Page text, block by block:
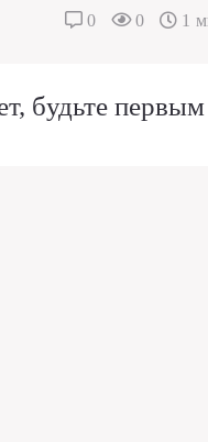
0 0 1
будьте первым